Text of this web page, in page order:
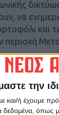
την
και/ή έχουμε
όπως
να
και
περιοχή
κρατούσε
100 ή με το